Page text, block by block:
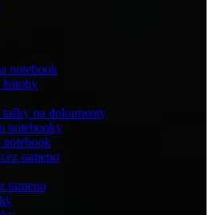
notebook
batohy
na dokumenty
notebooky
notebook
rameno
rameno